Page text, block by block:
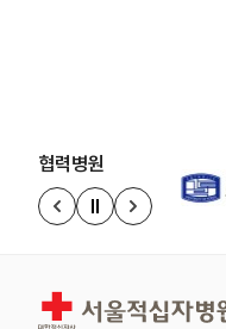
협력병원
이전 슬라이드
정지
다음 슬라이드
서울적십자병원